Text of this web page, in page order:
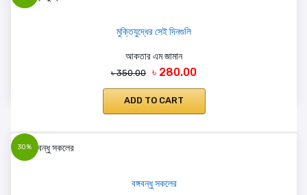
মুক্তিযুদ্ধের সেই দিনগুলি
আকতার এম জামান
৳ 350.00 ৳ 280.00
ADD TO CART
30%
বঙ্গবন্ধু সকলের